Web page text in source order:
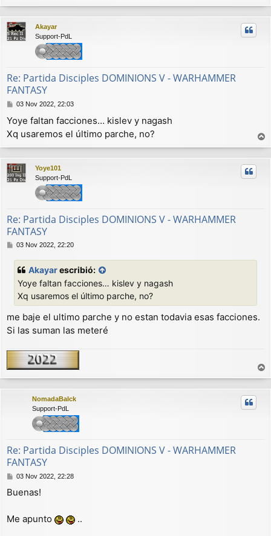
r
r
Akayar
Support-PdL
Re: Partida Disciples DOMINIONS V - WARHAMMER
FANTASY
M
n
s
03 Nov 2022, 22:03
Yoye faltan facciones… kislev y nagash
Xq usaremos el último parche, no?
r
r
Yoye101
Support-PdL
Re: Partida Disciples DOMINIONS V - WARHAMMER
FANTASY
M
03 Nov 2022, 22:20
Akayarescribió:
Yoye faltan facciones… kislev y nagash
Xq usaremos el último parche, no?
me baje el ultimo parche y no estan todavia esas facciones.
Si las suman las meteré
r
r
NomadaBalck
Support-PdL
Re: Partida Disciples DOMINIONS V - WARHAMMER
FANTASY
M
n
a
j
03 Nov 2022, 22:28
Buenas!
Me apunto ..